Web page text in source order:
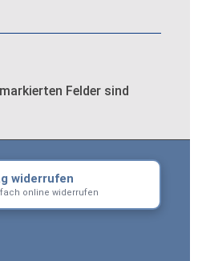
Felder sind
widerrufen
online widerrufen